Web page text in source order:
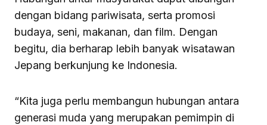
dengan bidang pariwisata, serta promosi
budaya, seni, makanan, dan film. Dengan
begitu, dia berharap lebih banyak wisatawan
Jepang berkunjung ke Indonesia.
“Kita juga perlu membangun hubungan antara
generasi muda yang merupakan pemimpin di